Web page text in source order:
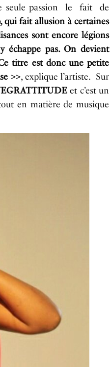
seule passion le fait de
qui fait allusion à certaines
sont encore légions
pas. On devient
titre est donc une petite
>>, explique l’artiste. Sur
et c’est un
en matière de musique